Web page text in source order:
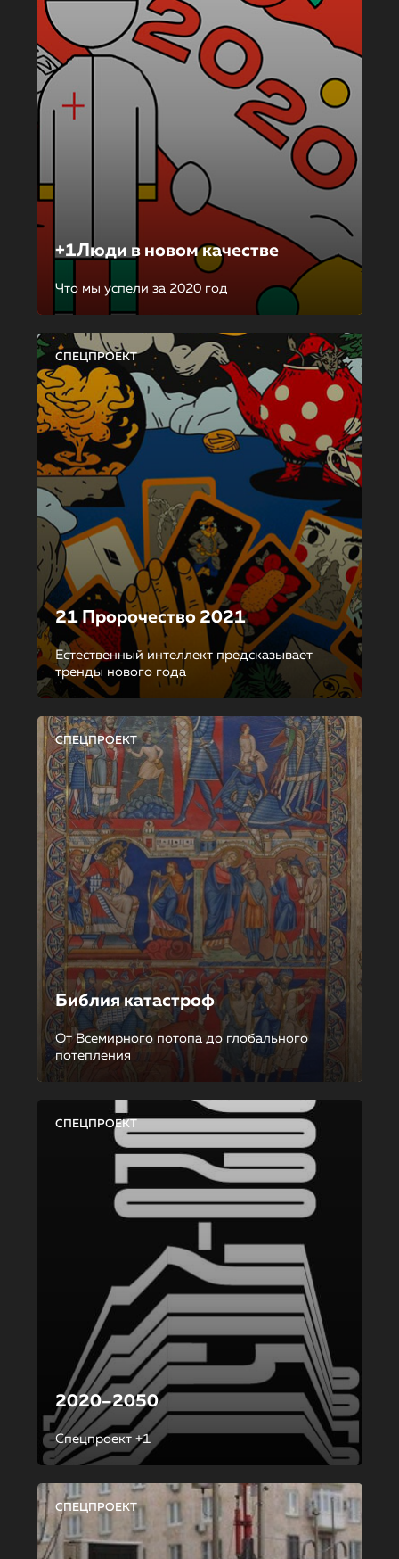
+1Люди в новом качестве
Что мы успели за 2020 год
СПЕЦПРОЕКТ
21 Пророчество 2021
Естественный интеллект предсказывает
тренды нового года
СПЕЦПРОЕКТ
Библия катастроф
От Всемирного потопа до глобального
потепления
СПЕЦПРОЕКТ
2020–2050
Спецпроект +1
СПЕЦПРОЕКТ